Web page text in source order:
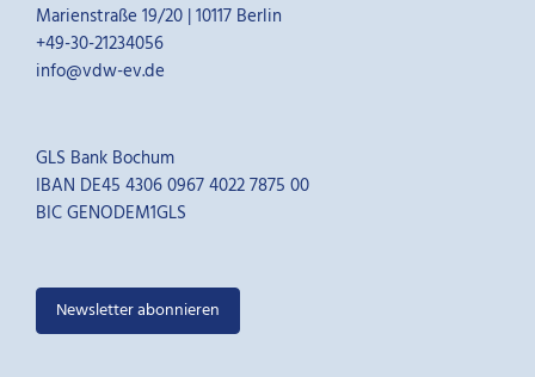
Marienstraße 19/20 | 10117 Berlin
+49-30-21234056
info@vdw-ev.de
GLS Bank Bochum
IBAN DE45 4306 0967 4022 7875 00
BIC GENODEM1GLS
Newsletter abonnieren